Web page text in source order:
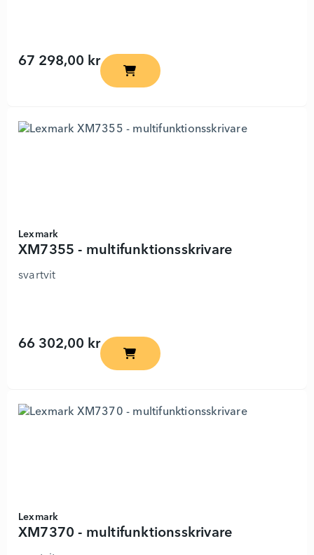
67 298,00 krXC4352 - multifunktionsskrivare -
Lexmark
XM7355 - multifunktionsskrivare
svartvit
66 302,00 krXM7355 - multifunktionsskrivare -
Lexmark
XM7370 - multifunktionsskrivare